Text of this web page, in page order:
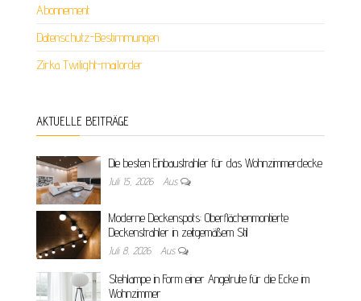
Abonnement
Datenschutz-Bestimmungen
Zirka Twilight-mailorder
AKTUELLE BEITRÄGE
Die besten Einbaustrahler für das Wohnzimmerdecke
Juli 15, 2026 Aus
Moderne Deckenspots: Oberflächenmontierte
Deckenstrahler in zeitgemäßem Stil
Juli 8, 2026 Aus
Stehlampe in Form einer Angelrute für die Ecke im
Wohnzimmer